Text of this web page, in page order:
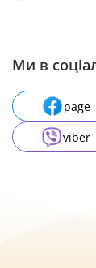
Ми в
page
viber